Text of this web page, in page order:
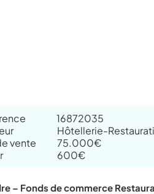
vente
16872035
Hôtellerie-
75.000€
600€
– Fonds de commerce